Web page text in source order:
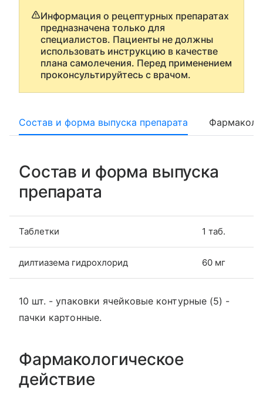
Информация о рецептурных препаратах
предназначена только для
специалистов. Пациенты не должны
использовать инструкцию в качестве
плана самолечения. Перед применением
проконсультируйтесь с врачом.
Состав и форма выпуска препарата
Состав и форма выпуска
препарата
Таблетки 1 таб.
дилтиазема гидрохлорид 60 мг
10 шт. - упаковки ячейковые контурные (5) -
пачки картонные.
Фармакологическое
действие